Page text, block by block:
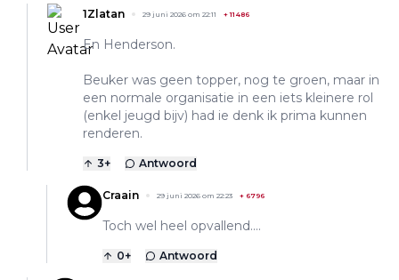
1Zlatan 29 juni 2026 om 22:11 +11486
En Henderson.
Beuker was geen topper, nog te groen, maar in
een normale organisatie in een iets kleinere rol
(enkel jeugd bijv) had ie denk ik prima kunnen
renderen.
3+ Antwoord
Craain 29 juni 2026 om 22:23 + 6796
Toch wel heel opvallend....
0+ Antwoord